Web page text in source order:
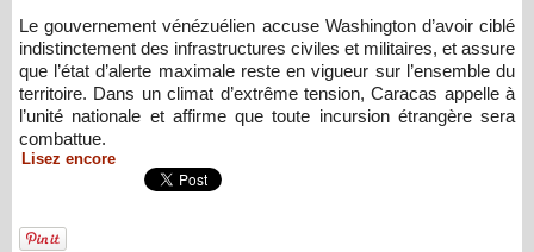
Le gouvernement vénézuélien accuse Washington d’avoir ciblé
indistinctement des infrastructures civiles et militaires, et assure
que l’état d’alerte maximale reste en vigueur sur l’ensemble du
territoire. Dans un climat d’extrême tension, Caracas appelle à
l’unité nationale et affirme que toute incursion étrangère sera
combattue.
Lisez encore